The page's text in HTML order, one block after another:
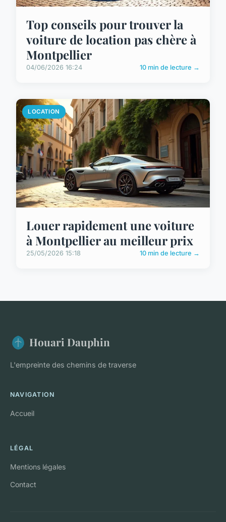
Top conseils pour trouver la
voiture de location pas chère à
Montpellier
04/06/2026 16:24 10 min de lecture →
LOCATION
Louer rapidement une voiture
à Montpellier au meilleur prix
25/05/2026 15:18 10 min de lecture →
Houari Dauphin
L'empreinte des chemins de traverse
NAVIGATION
Accueil
LÉGAL
Mentions légales
Contact